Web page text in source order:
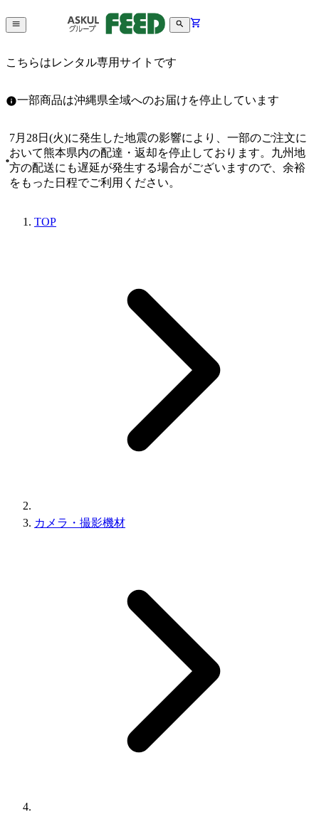
こちらはレンタル専用サイトです
一部商品は沖縄県全域へのお届けを停止しています
7月28日(火)に発生した地震の影響により、一部のご注文に
おいて熊本県内の配達・返却を停止しております。九州地
方の配送にも遅延が発生する場合がございますので、余裕
をもった日程でご利用ください。
TOP
カメラ・撮影機材